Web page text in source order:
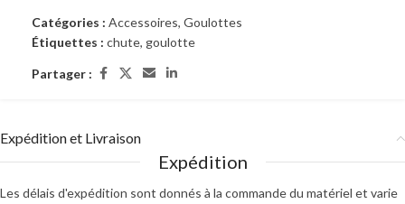
Catégories : Accessoires, Goulottes
Étiquettes : chute, goulotte
Partager :
Expédition et Livraison
Expédition
Les délais d'expédition sont donnés à la commande du matériel et varie